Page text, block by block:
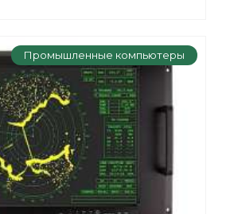
Промышленные компьютеры